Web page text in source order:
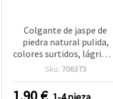
Colgante de jaspe de
piedra natural pulida,
colores surtidos, lágrima/
óvalo, colgador metálico
mm, para bisutería DIY y
Sku: 706373